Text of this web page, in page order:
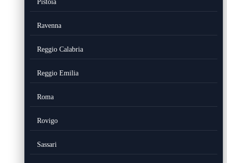
Pistoia
Ravenna
Reggio Calabria
Reggio Emilia
Roma
Rovigo
Sassari